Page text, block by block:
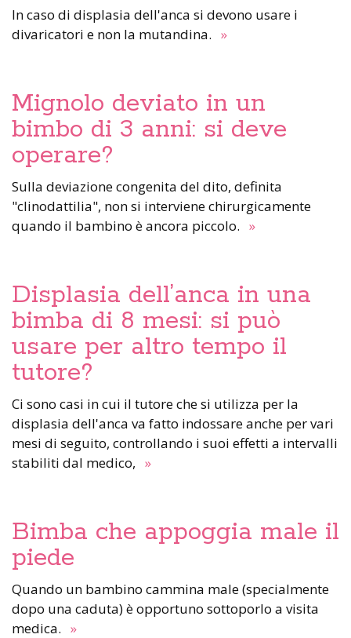
In caso di displasia dell'anca si devono usare i
divaricatori e non la mutandina. »
Mignolo deviato in un
bimbo di 3 anni: si deve
operare?
Sulla deviazione congenita del dito, definita
"clinodattilia", non si interviene chirurgicamente
quando il bambino è ancora piccolo. »
Displasia dell’anca in una
bimba di 8 mesi: si può
usare per altro tempo il
tutore?
Ci sono casi in cui il tutore che si utilizza per la
displasia dell'anca va fatto indossare anche per vari
mesi di seguito, controllando i suoi effetti a intervalli
stabiliti dal medico, »
Bimba che appoggia male il
piede
Quando un bambino cammina male (specialmente
dopo una caduta) è opportuno sottoporlo a visita
medica. »